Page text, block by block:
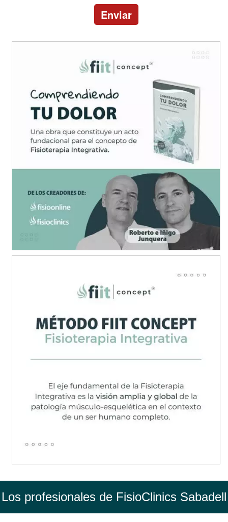
Enviar
Los profesionales de FisioClinics Sabadell